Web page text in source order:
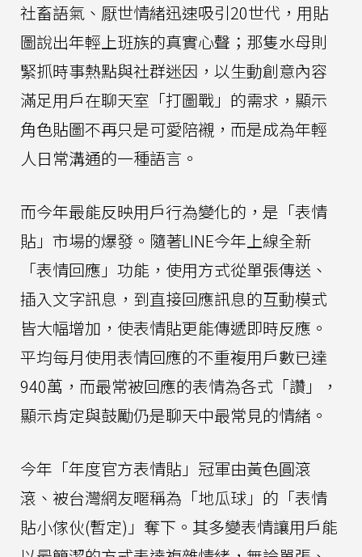
社畜語氣、厭世情緒迅速吸引20世代，用貼
圖說出年輕上班族的真實心聲；那隻水母則
緊抓時事熱點與社群迷因，以生動創意內容
滿足用戶在聊天室「打圖戰」的需求，顯示
角色貼圖不再只是可愛陪襯，而是成為年輕
人日常溝通的一種語言。
而今年最能反映用戶行為變化的，是「表情
貼」市場的爆發。隨著LINE今年上線全新
「表情回應」功能，使用方式從單張傳送、
插入文字訊息，到直接回應訊息的互動模式
皆大幅增加，使表情貼更能傳遞即時反應。
平均每月使用表情回應的不重複用戶數已達
940萬，而最常被回應的表情為各式「讚」，
顯示肯定與鼓勵仍是聊天中最常見的情緒。
今年「年度官方表情貼」冠軍由黃色圓滾
滾、被台灣網友暱稱為「地瓜球」的「表情
貼小傢伙(暫定)」奪下。其多變表情讓用戶能